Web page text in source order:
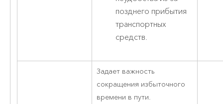
позднего прибытия
транспортных
средств.
Задает важность
сокращения избыточного
времени в пути.